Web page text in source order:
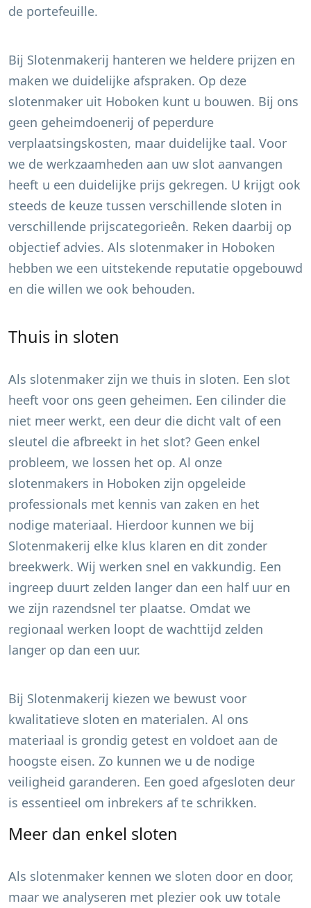
de portefeuille.
Bij Slotenmakerij hanteren we heldere prijzen en
maken we duidelijke afspraken. Op deze
slotenmaker uit Hoboken kunt u bouwen. Bij ons
geen geheimdoenerij of peperdure
verplaatsingskosten, maar duidelijke taal. Voor
we de werkzaamheden aan uw slot aanvangen
heeft u een duidelijke prijs gekregen. U krijgt ook
steeds de keuze tussen verschillende sloten in
verschillende prijscategorieên. Reken daarbij op
objectief advies. Als slotenmaker in Hoboken
hebben we een uitstekende reputatie opgebouwd
en die willen we ook behouden.
Thuis in sloten
Als slotenmaker zijn we thuis in sloten. Een slot
heeft voor ons geen geheimen. Een cilinder die
niet meer werkt, een deur die dicht valt of een
sleutel die afbreekt in het slot? Geen enkel
probleem, we lossen het op. Al onze
slotenmakers in Hoboken zijn opgeleide
professionals met kennis van zaken en het
nodige materiaal. Hierdoor kunnen we bij
Slotenmakerij elke klus klaren en dit zonder
breekwerk. Wij werken snel en vakkundig. Een
ingreep duurt zelden langer dan een half uur en
we zijn razendsnel ter plaatse. Omdat we
regionaal werken loopt de wachttijd zelden
langer op dan een uur.
Bij Slotenmakerij kiezen we bewust voor
kwalitatieve sloten en materialen. Al ons
materiaal is grondig getest en voldoet aan de
hoogste eisen. Zo kunnen we u de nodige
veiligheid garanderen. Een goed afgesloten deur
is essentieel om inbrekers af te schrikken.
Meer dan enkel sloten
Als slotenmaker kennen we sloten door en door,
maar we analyseren met plezier ook uw totale